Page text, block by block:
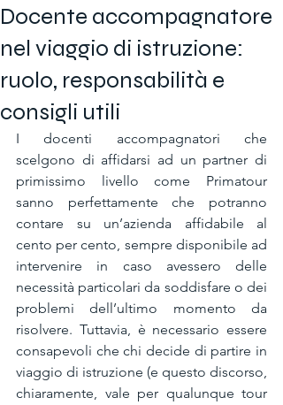
Docente accompagnatore
nel viaggio di istruzione:
ruolo, responsabilità e
consigli utili
I docenti accompagnatori che
scelgono di affidarsi ad un partner di
primissimo livello come Primatour
sanno perfettamente che potranno
contare su un’azienda affidabile al
cento per cento, sempre disponibile ad
intervenire in caso avessero delle
necessità particolari da soddisfare o dei
problemi dell’ultimo momento da
risolvere. Tuttavia, è necessario essere
consapevoli che chi decide di partire in
viaggio di istruzione (e questo discorso,
chiaramente, vale per qualunque tour